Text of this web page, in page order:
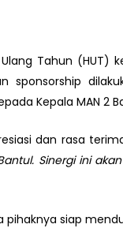
Tahun (HUT)
sponsorship
Kepala MAN 2
dan rasa
Sinergi ini
siap